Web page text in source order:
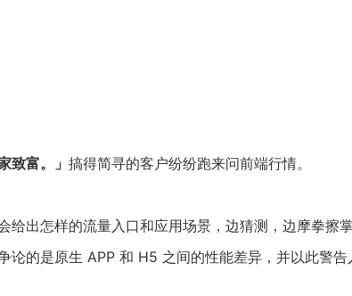
致富。」 搞得简寻的客户纷纷跑来问前端行情。
出怎样的流量入口和应用场景，边猜测，边摩拳擦
论的是原生 APP 和 H5 之间的性能差异，并以此警